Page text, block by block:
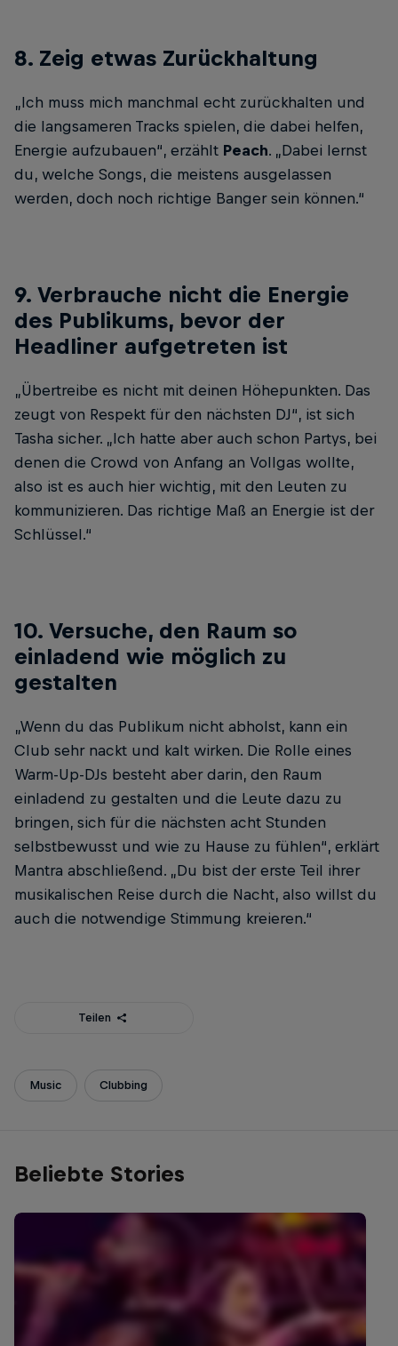
8. Zeig etwas Zurückhaltung
„Ich muss mich manchmal echt zurückhalten und
die langsameren Tracks spielen, die dabei helfen,
Energie aufzubauen“, erzählt Peach. „Dabei lernst
du, welche Songs, die meistens ausgelassen
werden, doch noch richtige Banger sein können.“
9. Verbrauche nicht die Energie
des Publikums, bevor der
Headliner aufgetreten ist
„Übertreibe es nicht mit deinen Höhepunkten. Das
zeugt von Respekt für den nächsten DJ“, ist sich
Tasha sicher. „Ich hatte aber auch schon Partys, bei
denen die Crowd von Anfang an Vollgas wollte,
also ist es auch hier wichtig, mit den Leuten zu
kommunizieren. Das richtige Maß an Energie ist der
Schlüssel.“
10. Versuche, den Raum so
einladend wie möglich zu
gestalten
„Wenn du das Publikum nicht abholst, kann ein
Club sehr nackt und kalt wirken. Die Rolle eines
Warm-Up-DJs besteht aber darin, den Raum
einladend zu gestalten und die Leute dazu zu
bringen, sich für die nächsten acht Stunden
selbstbewusst und wie zu Hause zu fühlen“, erklärt
Mantra abschließend. „Du bist der erste Teil ihrer
musikalischen Reise durch die Nacht, also willst du
auch die notwendige Stimmung kreieren.“
Teilen
Music Clubbing
Beliebte Stories